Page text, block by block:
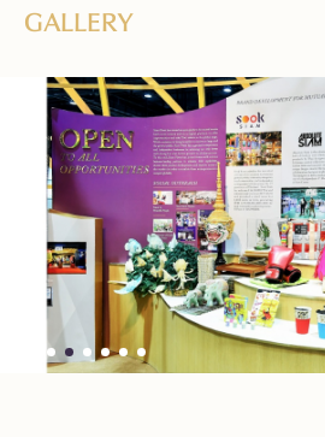
GALLERY